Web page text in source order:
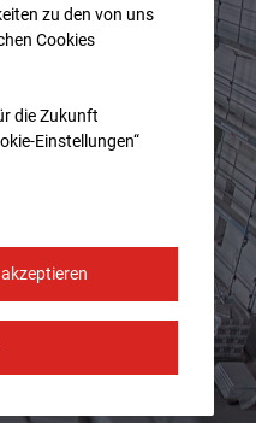
zu den von uns
Cookies
die Zukunft
Einstellungen“